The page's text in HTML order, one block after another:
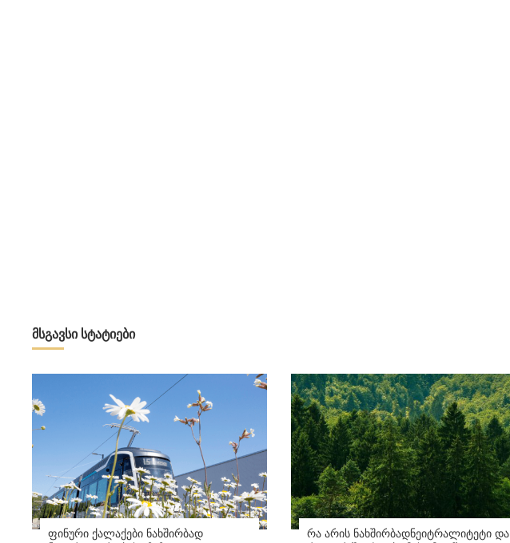
მსგავსი სტატიები
ფინური ქალაქები ნახშირბად
რა არის ნახშირბადნეიტრალიტეტი და